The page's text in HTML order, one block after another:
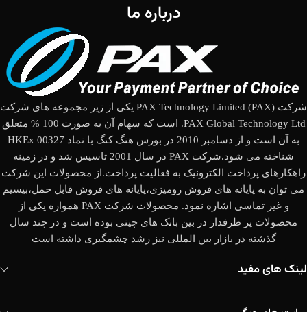
درباره ما
شرکت (PAX Technology Limited (PAX یکی از زیر مجموعه های شرکت
PAX Global Technology Ltd. است که سهام آن به صورت 100 % متعلق
به آن است و از دسامبر 2010 در بورس هنگ کنگ با نماد HKEx 00327
شناخته می شود.شرکت PAX در سال 2001 تاسیس شد و در زمینه
راهکارهای پرداخت الکترونیک به فعالیت پرداخت.از محصولات این شرکت
می توان به پایانه های فروش رومیزی،پایانه های فروش قابل حمل،بیسیم
و غیر تماسی اشاره نمود. محصولات شرکت PAX همواره یکی از
محصولات پر طرفدار در بین بانک های چینی بوده است و در چند سال
گذشته در بازار بین المللی نیز رشد چشمگیری داشته است
لینک های مفید